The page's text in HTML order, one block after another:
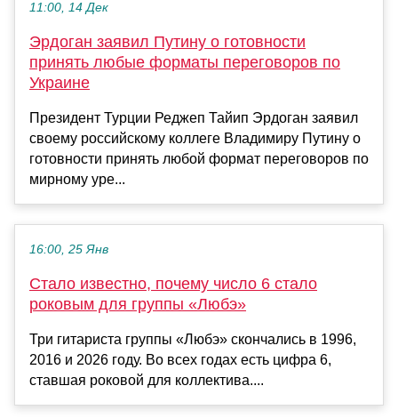
11:00, 14 Дек
Эрдоган заявил Путину о готовности
принять любые форматы переговоров по
Украине
Президент Турции Реджеп Тайип Эрдоган заявил
своему российскому коллеге Владимиру Путину о
готовности принять любой формат переговоров по
мирному уре...
16:00, 25 Янв
Стало известно, почему число 6 стало
роковым для группы «Любэ»
Три гитариста группы «Любэ» скончались в 1996,
2016 и 2026 году. Во всех годах есть цифра 6,
ставшая роковой для коллектива....